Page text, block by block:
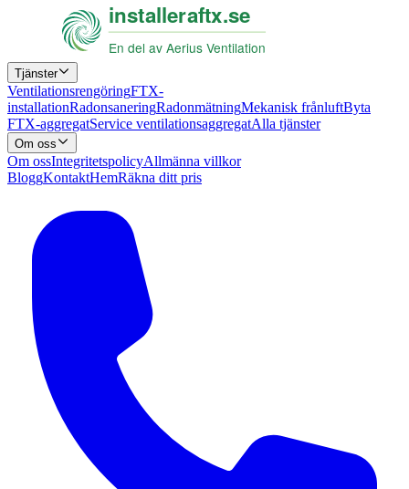
Tjänster
VentilationsrengöringFTX-
installationRadonsaneringRadonmätningMekanisk frånluftByta
FTX-aggregatService ventilationsaggregatAlla tjänster
Om oss
Om ossIntegritetspolicyAllmänna villkor
BloggKontaktHemRäkna ditt pris